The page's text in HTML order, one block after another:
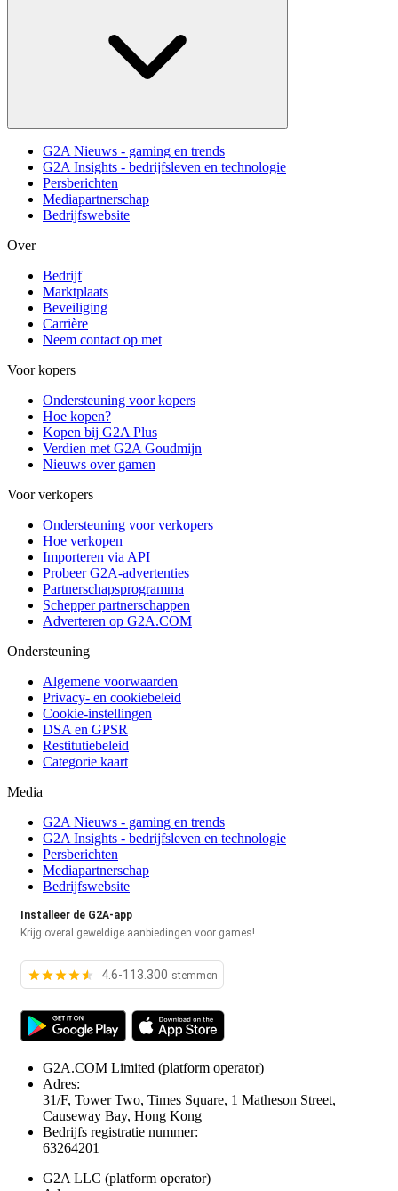
G2A Nieuws - gaming en trends
G2A Insights - bedrijfsleven en technologie
Persberichten
Mediapartnerschap
Bedrijfswebsite
Over
Bedrijf
Marktplaats
Beveiliging
Carrière
Neem contact op met
Voor kopers
Ondersteuning voor kopers
Hoe kopen?
Kopen bij G2A Plus
Verdien met G2A Goudmijn
Nieuws over gamen
Voor verkopers
Ondersteuning voor verkopers
Hoe verkopen
Importeren via API
Probeer G2A-advertenties
Partnerschapsprogramma
Schepper partnerschappen
Adverteren op G2A.COM
Ondersteuning
Algemene voorwaarden
Privacy- en cookiebeleid
Cookie-instellingen
DSA en GPSR
Restitutiebeleid
Categorie kaart
Media
G2A Nieuws - gaming en trends
G2A Insights - bedrijfsleven en technologie
Persberichten
Mediapartnerschap
Bedrijfswebsite
Installeer de G2A-app
Krijg overal geweldige aanbiedingen voor games!
4.6-113.300 stemmen
G2A.COM Limited (platform operator)
Adres:
31/F, Tower Two, Times Square, 1 Matheson Street,
Causeway Bay, Hong Kong
Bedrijfs registratie nummer:
63264201
G2A LLC (platform operator)